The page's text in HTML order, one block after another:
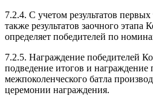
7.2.4. С учетом результатов
также результатов заочного
определяет победителей по
7.2.5. Награждение победителей
подведение итогов и награждение
межпоколенческого батла
церемонии награждения.